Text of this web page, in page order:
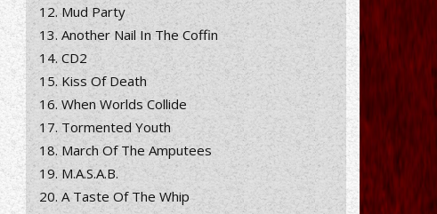
Mud Party
Another Nail In The Coffin
CD2
Kiss Of Death
When Worlds Collide
Tormented Youth
March Of The Amputees
M.A.S.A.B.
A Taste Of The Whip